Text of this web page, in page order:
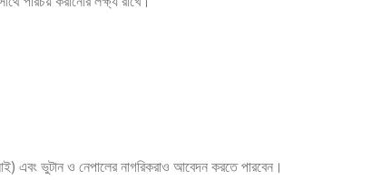
এবং ভুটান ও নেপালের নাগরিকরাও আবেদন করতে পারবেন।